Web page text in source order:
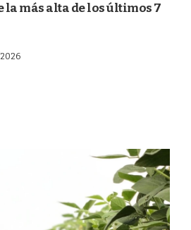
más alta de los últimos 7